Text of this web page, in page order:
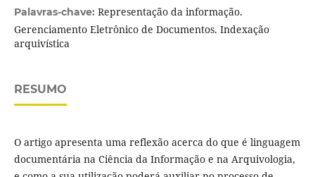
Palavras-chave: Representação da informação.
Gerenciamento Eletrônico de Documentos. Indexação
arquivística
RESUMO
O artigo apresenta uma reflexão acerca do que é linguagem
documentária na Ciência da Informação e na Arquivologia,